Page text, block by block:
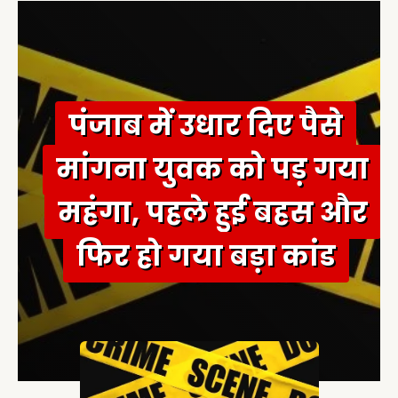
r
:
पंजाब में उधार दिए पैसे
मांगना युवक को पड़ गया
महंगा, पहले हुई बहस और
फिर हो गया बड़ा कांड